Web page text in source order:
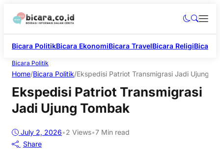
Bicara PolitikBicara EkonomiBicara TravelBicara ReligiBicara
Bicara Politik
Home/Bicara Politik/Ekspedisi Patriot Transmigrasi Jadi Ujung
Ekspedisi Patriot Transmigrasi
Jadi Ujung Tombak
July 2, 2026•2 Views•7 Min read
Share